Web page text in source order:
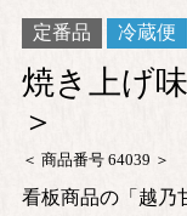
定番品 冷蔵便
焼き上げ
＞
商品番号 64039
看板商品の「越乃